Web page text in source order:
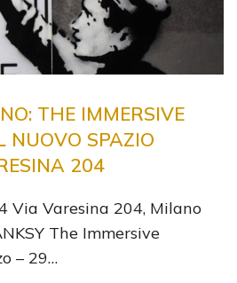
THE IMMERSIVE
NUOVO SPAZIO
204
Via Varesina 204, Milano
The Immersive
– 29…